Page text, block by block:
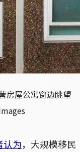
房屋公寓窗边眺望
认为，大规模移民